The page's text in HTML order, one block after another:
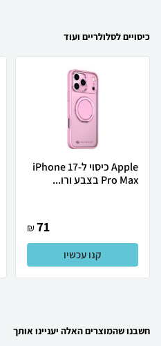
כיסויים לסלולריים ועוד
Apple כיסוי ל-iPhone 17
Pro Max בצבע ורו...
71
₪
קנו עכשיו
חשבנו שהמוצרים האלה יעניינו אותך